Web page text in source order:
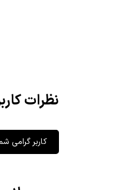
نظرات
کاربر گرامی